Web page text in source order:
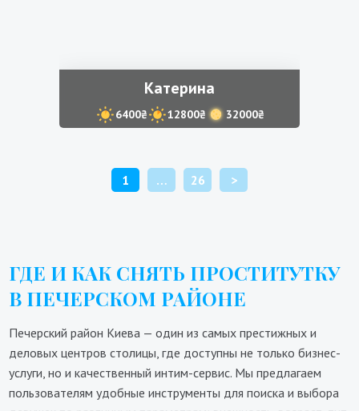
Катерина
6400₴ 12800₴ 32000₴
ПАГИНАЦИЯ
1 … 26 >
ГДЕ И КАК СНЯТЬ ПРОСТИТУТКУ
В ПЕЧЕРСКОМ РАЙОНЕ
Печерский район Киева — один из самых престижных и
деловых центров столицы, где доступны не только бизнес-
услуги, но и качественный интим-сервис. Мы предлагаем
пользователям удобные инструменты для поиска и выбора